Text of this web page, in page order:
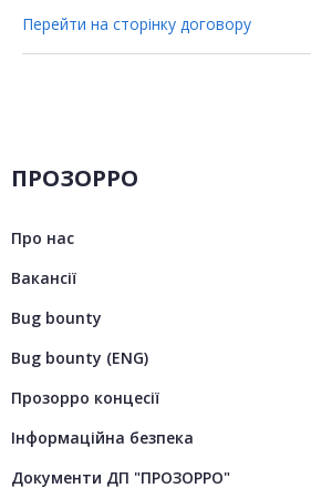
Перейти на сторінку договору
ПРОЗОРРО
Про нас
Вакансії
Bug bounty
Bug bounty (ENG)
Прозорро концесії
Інформаційна безпека
Документи ДП "ПРОЗОРРО"